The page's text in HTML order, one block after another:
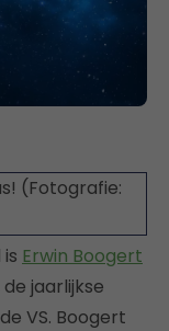
Erwin Boogert
de jaarlijkse
VS. Boogert